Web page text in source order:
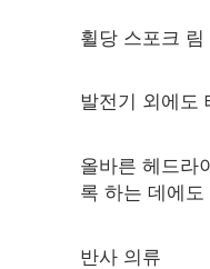
휠당 스포크
발전기 외에도
올바른 헤드라
록 하는 데에도
반사 의류